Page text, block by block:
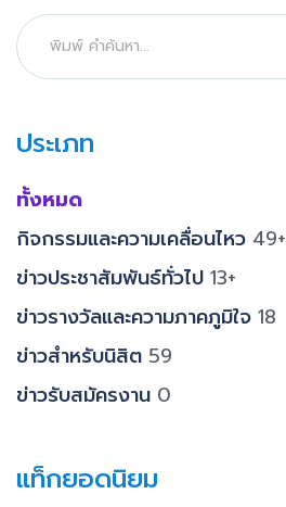
ประเภท
ทั้งหมด
กิจกรรมและความเคลื่อนไหว 49+
ข่าวประชาสัมพันธ์ทั่วไป 13+
ข่าวรางวัลและความภาคภูมิใจ 18
ข่าวสำหรับนิสิต 59
ข่าวรับสมัครงาน 0
แท็กยอดนิยม